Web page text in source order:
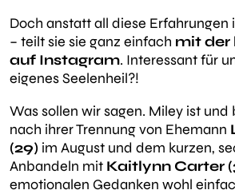
Doch anstatt all diese Erfahrungen
– teilt sie sie ganz einfach mit
auf Instagram. Interessant für
eigenes Seelenheil?!
Was sollen wir sagen. Miley ist
nach ihrer Trennung von Ehemann
(29) im August und dem kurzen,
Anbandeln mit Kaitlynn Carter
emotionalen Gedanken wohl